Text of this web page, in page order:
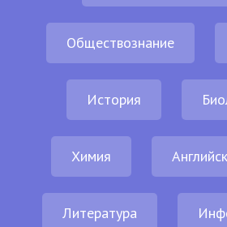
Обществознание
История
Химия
Литература